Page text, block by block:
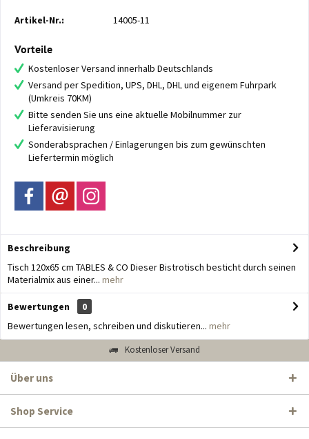
Artikel-Nr.: 14005-11
Vorteile
Kostenloser Versand innerhalb Deutschlands
Versand per Spedition, UPS, DHL, DHL und eigenem Fuhrpark
(Umkreis 70KM)
Bitte senden Sie uns eine aktuelle Mobilnummer zur
Lieferavisierung
Sonderabsprachen / Einlagerungen bis zum gewünschten
Liefertermin möglich
Beschreibung
Tisch 120x65 cm TABLES & CO Dieser Bistrotisch besticht durch seinen
Materialmix aus einer... mehr
Bewertungen
0
Bewertungen lesen, schreiben und diskutieren... mehr
Kostenloser Versand
Über uns
Shop Service